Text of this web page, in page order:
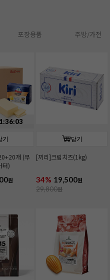
포장용품 주방/가전
:36:01
기
개 (무
터)
원
담기
[끼리]크림치즈(1kg)
34% 19,500원
29,800원